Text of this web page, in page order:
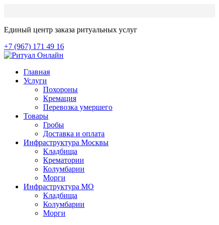
Единый центр заказа ритуальных услуг
+7 (967) 171 49 16
Главная
Услуги
Похороны
Кремация
Перевозка умершего
Товары
Гробы
Доставка и оплата
Инфраструктура Москвы
Кладбища
Крематории
Колумбарии
Морги
Инфраструктура МО
Кладбища
Колумбарии
Морги